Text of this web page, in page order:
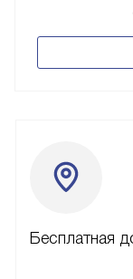
Бесплатная